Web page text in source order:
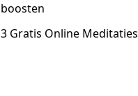
boosten
3 Gratis Online Meditaties